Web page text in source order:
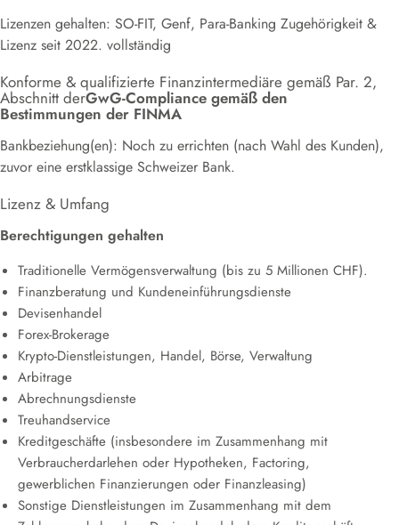
Lizenzen gehalten: SO-FIT, Genf, Para-Banking Zugehörigkeit &
Lizenz seit 2022. vollständig
Konforme & qualifizierte Finanzintermediäre gemäß Par. 2,
Abschnitt derGwG-Compliance gemäß den
Bestimmungen der FINMA
Bankbeziehung(en): Noch zu errichten (nach Wahl des Kunden),
zuvor eine erstklassige Schweizer Bank.
Lizenz & Umfang
Berechtigungen gehalten
Traditionelle Vermögensverwaltung (bis zu 5 Millionen CHF).
Finanzberatung und Kundeneinführungsdienste
Devisenhandel
Forex-Brokerage
Krypto-Dienstleistungen, Handel, Börse, Verwaltung
Arbitrage
Abrechnungsdienste
Treuhandservice
Kreditgeschäfte (insbesondere im Zusammenhang mit
Verbraucherdarlehen oder Hypotheken, Factoring,
gewerblichen Finanzierungen oder Finanzleasing)
Sonstige Dienstleistungen im Zusammenhang mit dem